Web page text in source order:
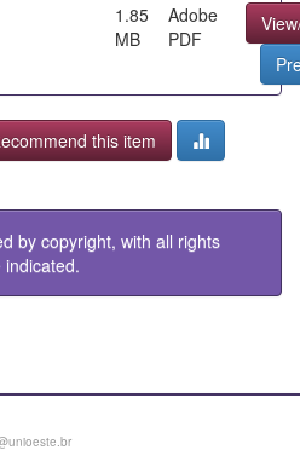
1.85
MB
Adobe
PDF
this item
by copyright, with all rights